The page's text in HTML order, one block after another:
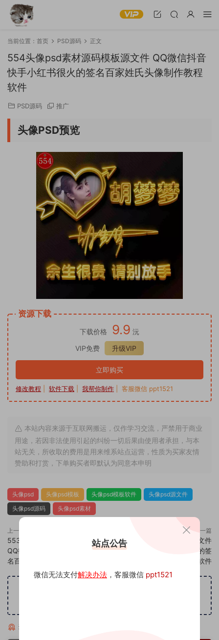
当前位置： 首页 PSD源码 正文
554头像psd素材源码模板源文件 QQ微信抖音
快手小红书很火的签名百家姓氏头像制作教程
软件
PSD源码 推广
头像PSD预览
资源下载
下载价格 9.9 沅
VIP免费
升级VIP
立即购买
修改教程 软件下载 我帮你制作 | 客服微信 ppt1521
本站内容来源于互联网搬运，仅作学习交流，严禁用于商业
用途，若因非法使用引起的纠纷一切后果由使用者承担，与本
站无关，所收取的费用是用来维系站点运营，性质为买家友情
赞助和打赏，下单购买者即默认为同意本申明
头像psd 头像psd模板 头像psd模板软件
头像psd源文件
头像psd源码
头像psd素材
上一篇
553头像psd素材源码模板源文件
QQ微信抖音快手小红书很火的签
名百家姓氏头像制作教程软件
下一篇
555头像psd素材源码模板源文件
QQ微信抖音快手小红书很火的签
名百家姓氏头像制作教程软件
猜你喜欢
站点公告
微信无法支付解决办法 ，客服微信 ppt1521